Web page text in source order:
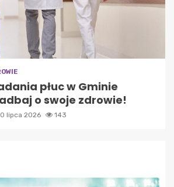
płuc w Gminie
o swoje zdrowie!
lipca 2026 143